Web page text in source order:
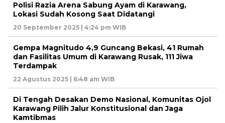
Polisi Razia Arena Sabung Ayam di Karawang,
Lokasi Sudah Kosong Saat Didatangi
20 September 2025 | 4:24 pm WIB
Gempa Magnitudo 4,9 Guncang Bekasi, 41 Rumah
dan Fasilitas Umum di Karawang Rusak, 111 Jiwa
Terdampak
22 Agustus 2025 | 6:48 am WIB
Di Tengah Desakan Demo Nasional, Komunitas Ojol
Karawang Pilih Jalur Konstitusional dan Jaga
Kamtibmas